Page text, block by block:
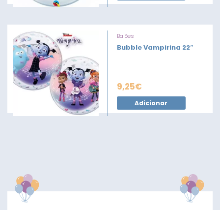
Balões
Bubble Vampirina 22″
9,25€
Adicionar